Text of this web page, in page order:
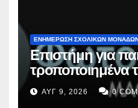
ΕΝΗΜΕΡΩΣΗ ΣΧΟΛΙΚΩΝ
Επιστήμη για
τροποποιημένα
ΑΥΓ 9, 2026 0